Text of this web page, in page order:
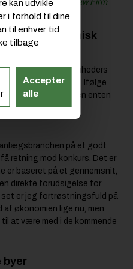
hjælp fra Njord Law Firm
står økonomisk
virksomheders
solid branche. Ifølge
i byggebranchen enten
det seneste
på et godt
retning mod konkurs. Det er
er baseret på et gennemsnit,
direkte forudsigelse for
set er jeg fortrøstningsfuld på
af økonomien lige nu, men
at være med i de kommende
byer
kan udvikle
i forhold til dine
til enhver tid
tilbage
Accepter
alle